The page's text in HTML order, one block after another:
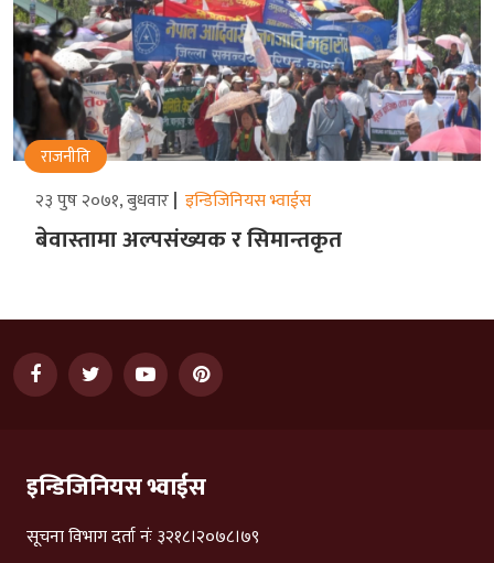
राजनीति
२३ पुष २०७१, बुधवार इन्डिजिनियस भ्वाईस
बेवास्तामा अल्पसंख्यक र सिमान्तकृत
इन्डिजिनियस भ्वाईस
सूचना विभाग दर्ता नंः ३२१८।२०७८।७९